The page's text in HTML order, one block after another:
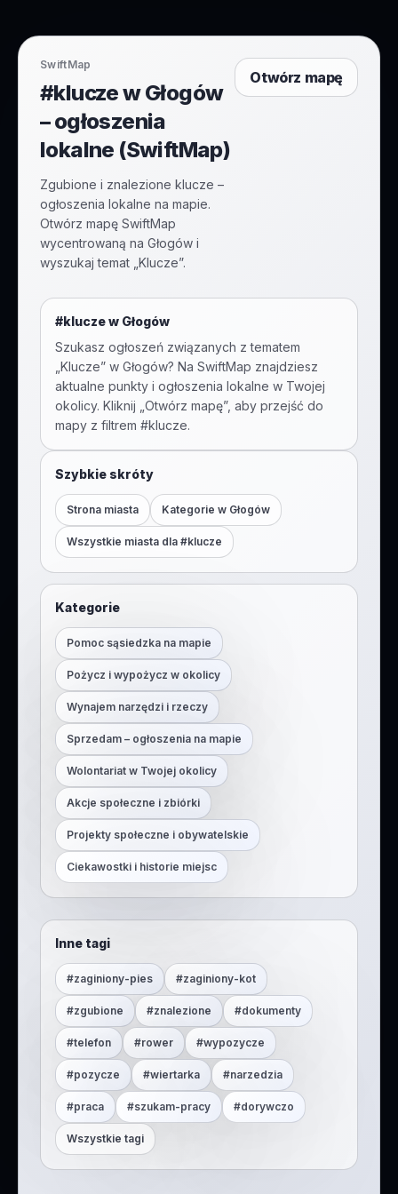
SwiftMap
#klucze w Głogów
– ogłoszenia
lokalne (SwiftMap)
Zgubione i znalezione klucze –
ogłoszenia lokalne na mapie.
Otwórz mapę SwiftMap
wycentrowaną na Głogów i
wyszukaj temat „Klucze”.
Otwórz mapę
#kluczew Głogów
Szukasz ogłoszeń związanych z tematem
Klucze” w Głogów? Na SwiftMap znajdziesz
aktualne punkty i ogłoszenia lokalne w Twojej
okolicy. Kliknij „Otwórz mapę”, aby przejść do
mapy z filtrem #klucze.
Szybkie skróty
Strona miasta Kategorie w Głogów
Wszystkie miasta dla #klucze
Kategorie
Pomoc sąsiedzka na mapie
Pożycz i wypożycz w okolicy
Wynajem narzędzi i rzeczy
Sprzedam – ogłoszenia na mapie
Wolontariat w Twojej okolicy
Akcje społeczne i zbiórki
Projekty społeczne i obywatelskie
Ciekawostki i historie miejsc
Inne tagi
#zaginiony-pies #zaginiony-kot
#zgubione #znalezione #dokumenty
#telefon #rower #wypozycze
#pozycze #wiertarka #narzedzia
#praca #szukam-pracy #dorywczo
Wszystkie tagi